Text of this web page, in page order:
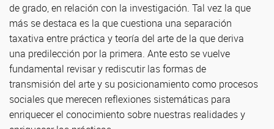
de grado, en relación con la investigación. Tal vez la que
más se destaca es la que cuestiona una separación
taxativa entre práctica y teoría del arte de la que deriva
una predilección por la primera. Ante esto se vuelve
fundamental revisar y rediscutir las formas de
transmisión del arte y su posicionamiento como procesos
sociales que merecen reflexiones sistemáticas para
enriquecer el conocimiento sobre nuestras realidades y